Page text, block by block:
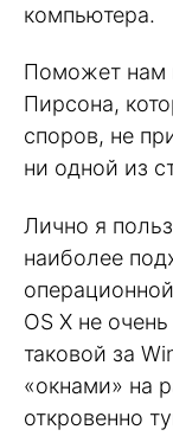
компьютера.
Поможет нам
Пирсона,
споров, не
ни одной из
Лично я
наиболее
OS X не
таковой за
«окнами» на
откровенно